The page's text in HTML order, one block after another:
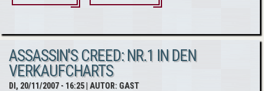
(Verkaufszahlen)
ASSASSIN'S CREED: NR.1 IN DEN
VERKAUFCHARTS
DI, 20/11/2007 - 16:25| AUTOR: GAST